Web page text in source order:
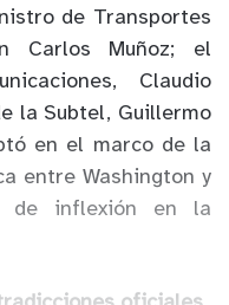
de Transportes
Carlos Muñoz; el
Claudio
la Subtel, Guillermo
en el marco de la
entre Washington y
de inflexión en la